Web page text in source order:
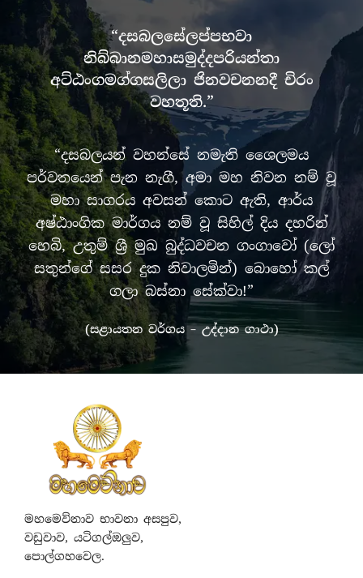
“දසබලසේලප්පභවා
නිබ්බානමහාසමුද්දපරියන්තා
අට්ඨංගමග්ගසලිලා ජිනවචනනදී චිරං
වහතූති.”
“දසබලයන් වහන්සේ නමැති ශෛලමය
පර්වතයෙන් පැන නැගී, අමා මහ නිවන නම් වූ
මහා සාගරය අවසන් කොට ඇති, ආර්ය
අෂ්ඨාංගික මාර්ගය නම් වූ සිහිල් දිය දහරින්
හෙබි, උතුම් ශ්‍රී මුඛ බුද්ධවචන ගංගාවෝ (ලෝ
සතුන්ගේ සසර දුක නිවාලමින්) බොහෝ කල්
ගලා බස්නා සේක්වා!”
(සළායතන වර්ගය – උද්දාන ගාථා)
මහමෙව්නාව භාවනා අසපුව,
වඩුවාව, යටිගල්ඔලුව,
පොල්ගහවෙල.